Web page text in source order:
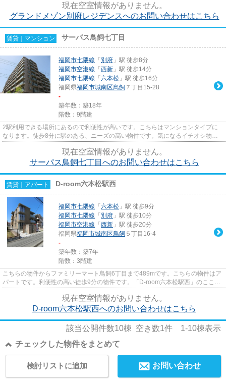
現在空室情報がありません。
グランドメゾン別府レジデンスへのお問い合わせはこちら
賃貸｜マンション サーパス鳥飼七丁目
福岡市七隈線 「 別府 」駅 徒歩8分
福岡市空港線 「 西新 」駅 徒歩14分
福岡市七隈線 「 六本松 」駅 徒歩16分
福岡県福岡市城南区鳥飼 ７丁目15-28
-
築年数：築18年
階数：9階建
2駅利用できる場所にあるので利便性が高いです。こちらはマンションタイプに
なります。徒歩8分に駅のある、ニーズの高い物件です。気になるイチオシ物件
現在空室情報がありません。
サーパス鳥飼七丁目へのお問い合わせはこちら
賃貸｜アパート D-room六本松駅西
福岡市七隈線 「 六本松 」駅 徒歩9分
福岡市七隈線 「 別府 」駅 徒歩10分
福岡市空港線 「 西新 」駅 徒歩20分
福岡県福岡市城南区鳥飼 ５丁目16-4
-
築年数：築7年
階数：3階建
こちらの物件からファミリーマート鳥飼6丁目まで489mです。こちらの物件はア
パートです。利便性の高い徒歩9分の物件です。「D-room六本松駅西」のここが
現在空室情報がありません。
D-room六本松駅西へのお問い合わせはこちら
該当公開件数10棟 空き数1件 1-10棟表示
チェックした物件をまとめて
お問い合わせ
検討リストに追加